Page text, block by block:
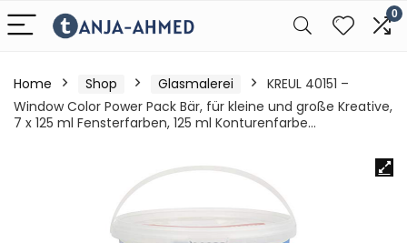
0
Home Shop Glasmalerei
KREUL 40151 –
Window Color Power Pack Bär, für kleine und große Kreative,
7 x 125 ml Fensterfarben, 125 ml Konturenfarbe…